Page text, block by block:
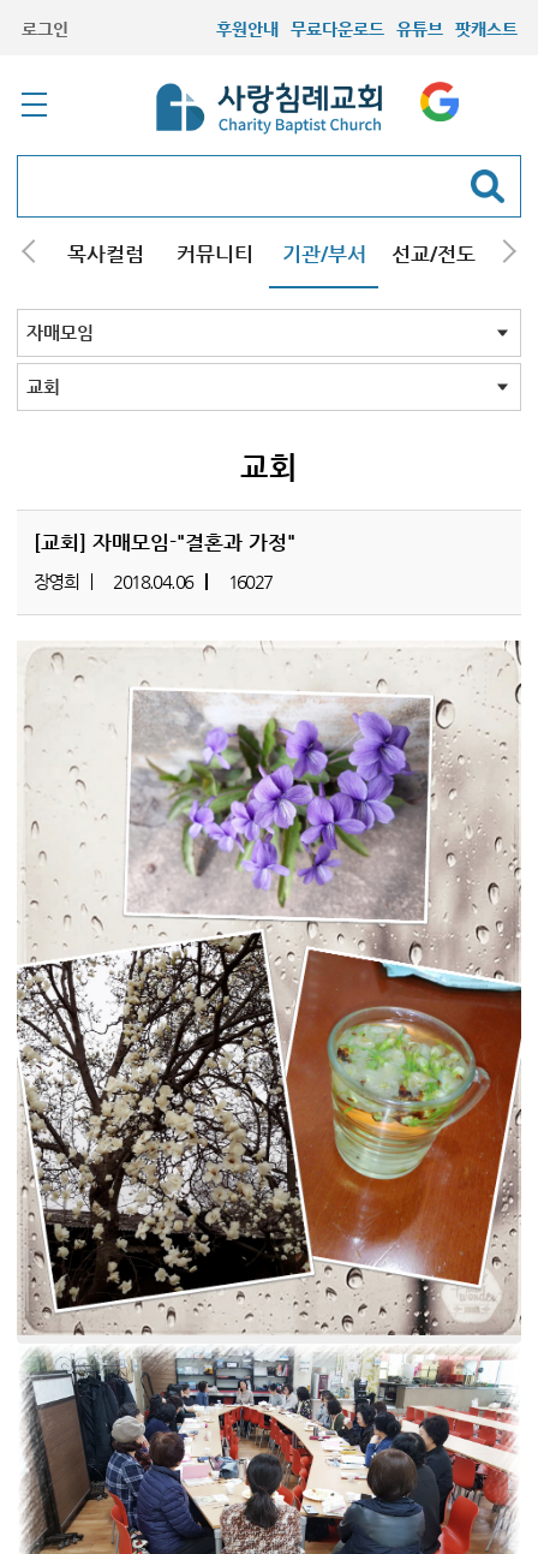
로그인 후원안내 무료다운로드 유튜브 팟캐스트
해 목사컬럼 커뮤니티 기관/부서 선교/전도 질
교회학교
청년부
청장년부
형제모임
자매모임
기타모임
어르신모임
영재과학반
신학원
자매모임 전체
교회
교회
[교회] 자매모임-"결혼과 가정"
장영희 2018.04.06 16027